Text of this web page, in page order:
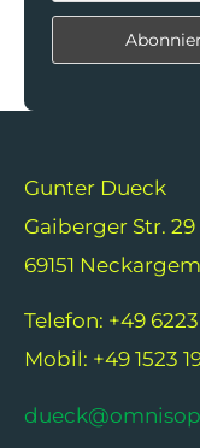
Gunter Dueck
Gaiberger Str. 29
69151
Telefon: +49
Mobil: +49 1523